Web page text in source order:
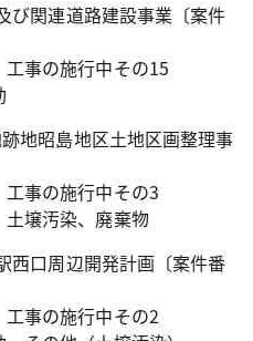
関連道路建設事業〔案件
事の施行中その15
地昭島地区土地区画整理事
事の施行中その3
壌汚染、廃棄物
口周辺開発計画〔案件番
事の施行中その2